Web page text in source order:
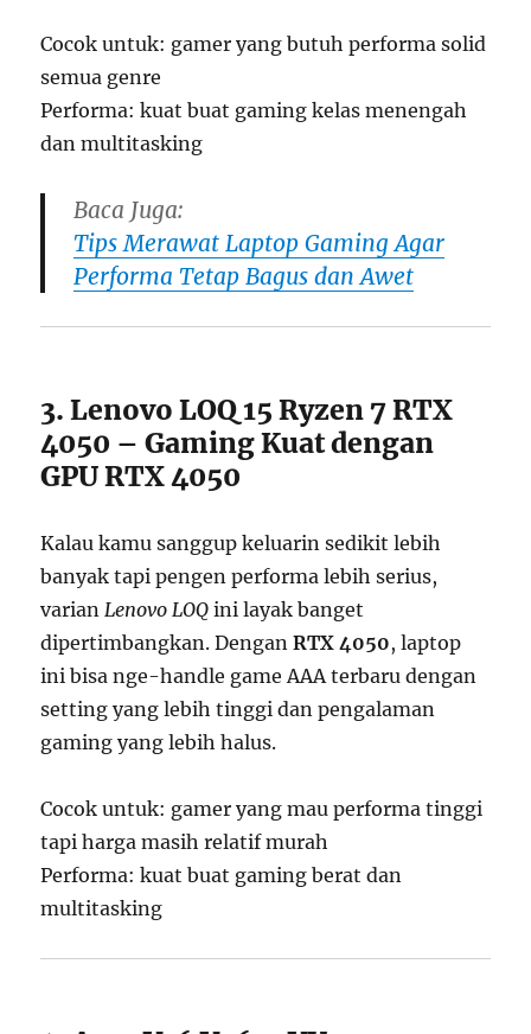
Cocok untuk: gamer yang butuh performa solid
semua genre
Performa: kuat buat gaming kelas menengah
dan multitasking
Baca Juga:
Tips Merawat Laptop Gaming Agar
Performa Tetap Bagus dan Awet
3. Lenovo LOQ 15 Ryzen 7 RTX
4050 – Gaming Kuat dengan
GPU RTX 4050
Kalau kamu sanggup keluarin sedikit lebih
banyak tapi pengen performa lebih serius,
varianLenovo LOQ ini layak banget
dipertimbangkan. DenganRTX 4050, laptop
ini bisa nge-handle game AAA terbaru dengan
setting yang lebih tinggi dan pengalaman
gaming yang lebih halus.
Cocok untuk: gamer yang mau performa tinggi
tapi harga masih relatif murah
Performa: kuat buat gaming berat dan
multitasking